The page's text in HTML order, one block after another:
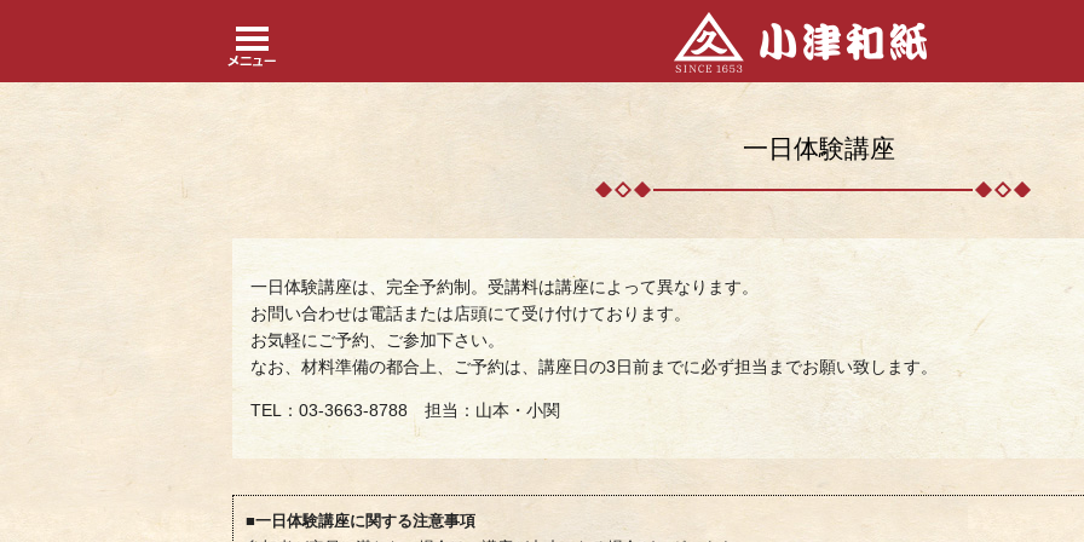
一日体験講座
一日体験講座は、完全予約制。受講料は講座によって異なります。
お問い合わせは電話または店頭にて受け付けております。
お気軽にご予約、ご参加下さい。
なお、材料準備の都合上、ご予約は、講座日の3日前までに必ず担当までお願い致します。
TEL：03-3663-8788 担当：山本・小関
■一日体験講座に関する注意事項